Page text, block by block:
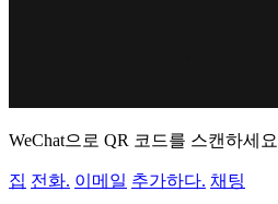
WeChat으로 QR 코드를 스캔하세요
집 전화. 이메일 추가하다. 채팅